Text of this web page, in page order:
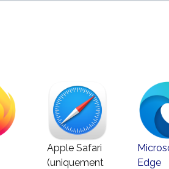
Apple Safari
(uniquement
Edge